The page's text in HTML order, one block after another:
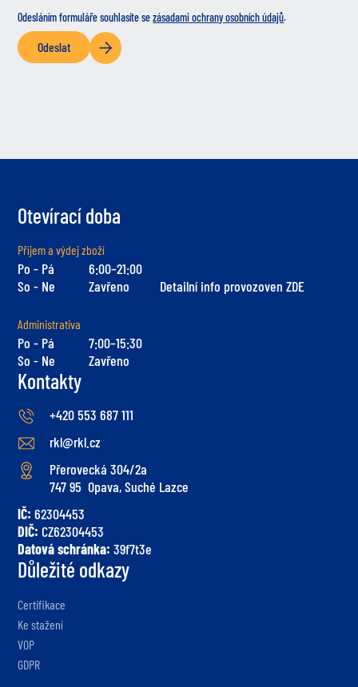
Odesláním formuláře souhlasíte sezásadami ochrany osobních údajů.
Odeslat
Otevírací doba
Příjem a výdej zboží
Po - Pá
6:00–21:00
So - Ne
Zavřeno Detailní info provozoven ZDE
Administrativa
Po - Pá
7:00–15:30
So - Ne
Zavřeno
Kontakty
+420 553 687 111
rkl@rkl.cz
Přerovecká 304/2a
747 95 Opava, Suché Lazce
IČ: 62304453
DIČ: CZ62304453
Datová schránka: 39f7t3e
Důležité odkazy
Certifikace
Ke stažení
VOP
GDPR